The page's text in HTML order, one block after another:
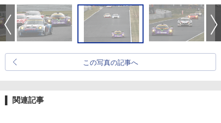
この写真の記事へ
関連記事